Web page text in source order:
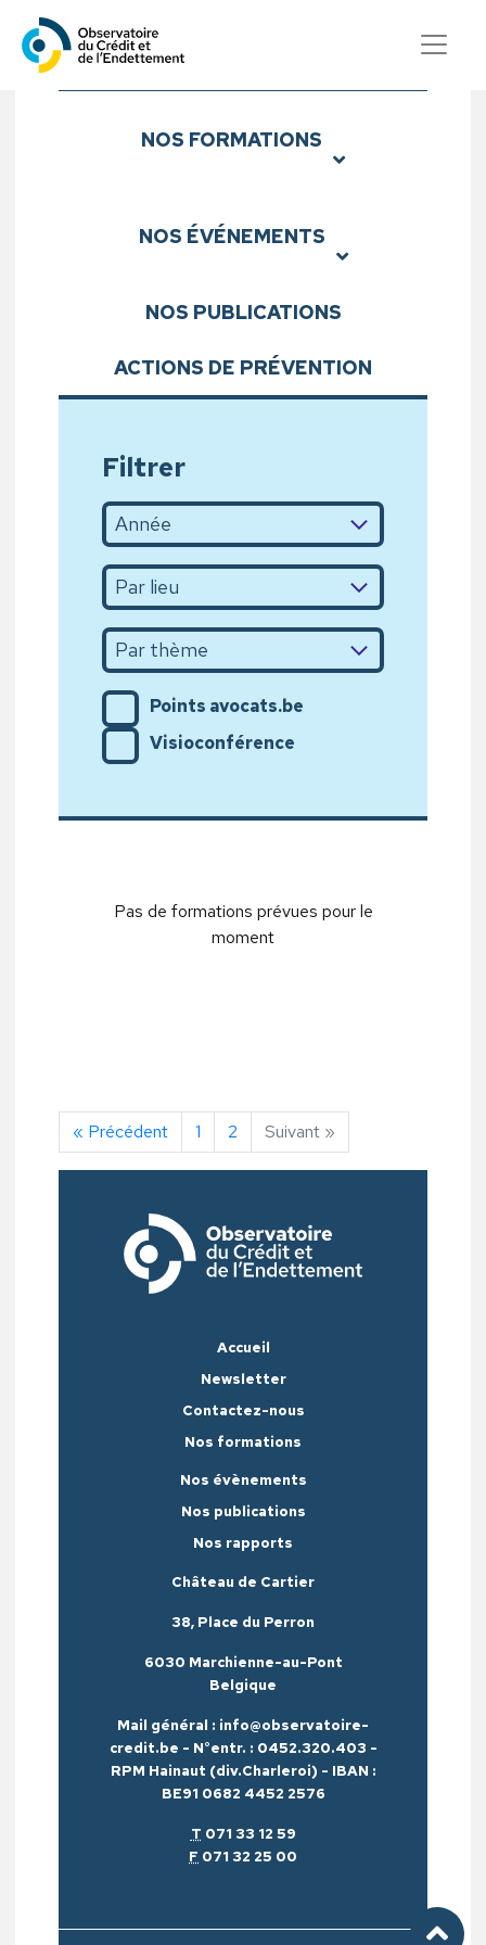
Observatoire du Crédit et
Sous-menu
NOS FORMATIONS
NOS ÉVÉNEMENTS
NOS PUBLICATIONS
ACTIONS DE PRÉVENTION
Filtrer
Points avocats.be
Visioconférence
Pas de formations prévues pour le
moment
« Précédent 1 2 Suivant »
Accueil
Newsletter
Contactez-nous
Nos formations
Nos évènements
Nos publications
Nos rapports
Château de Cartier
38, Place du Perron
6030 Marchienne-au-Pont
Belgique
Mail général : info@observatoire-
credit.be - N°entr. : 0452.320.403 -
RPM Hainaut (div.Charleroi) - IBAN :
BE91 0682 4452 2576
T 071 33 12 59
F 071 32 25 00